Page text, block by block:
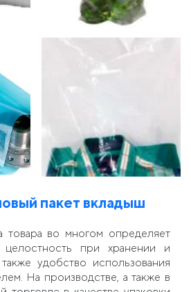
пакет вкладыш
товара во многом определяет
при хранении и
удобство использования
На производстве, а также в